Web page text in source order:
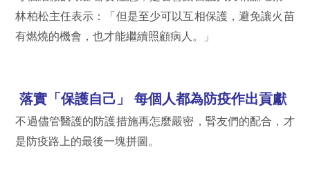
林柏松主任表示：「但是至少可以互相保護，避免讓火苗
有燃燒的機會，也才能繼續照顧病人。」
落實「保護自己」 每個人都為防疫作出貢獻
不過儘管醫護的防護措施再怎麼嚴密，腎友們的配合，才
是防疫路上的最後一塊拼圖。